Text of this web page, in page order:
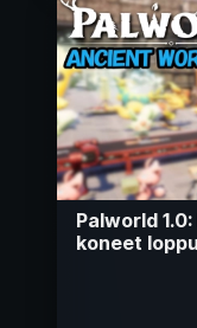
Palworld
koneet